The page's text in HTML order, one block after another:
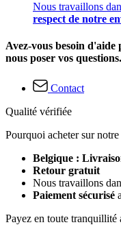
Nous travaillons
respect de notre
Avez-vous besoin d'aide
nous poser vos questions.
Contact
Qualité vérifiée
Pourquoi acheter sur
Belgique :
Retour gratuit
Nous travaillons
Paiement sécurisé
Payez en toute tranquillité